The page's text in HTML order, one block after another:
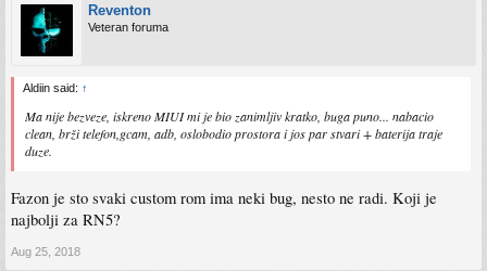
Reventon
Veteran foruma
Aldiin said: ↑
Ma nije bezveze, iskreno MIUI mi je bio zanimljiv kratko, buga puno... nabacio
clean, brži telefon,gcam, adb, oslobodio prostora i jos par stvari + baterija traje
duze.
Fazon je sto svaki custom rom ima neki bug, nesto ne radi. Koji je
najbolji za RN5?
Aug 25, 2018